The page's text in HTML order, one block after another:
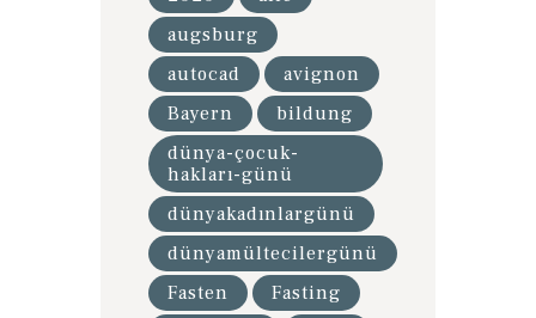
augsburg
autocad
avignon
Bayern
bildung
dünya-çocuk-
hakları-günü
dünyakadınlargünü
dünyamültecilergünü
Fasten
Fasting